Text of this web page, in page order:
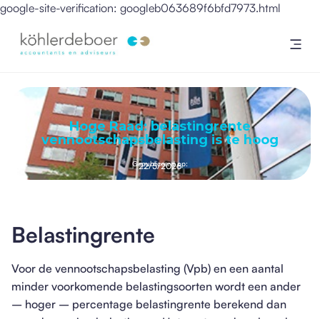
google-site-verification: googleb063689f6bfd7973.html
Hoge Raad: belastingrente
vennootschapsbelasting is te hoog
Gepubliceerd op:
22/5/2026
Belastingrente
Voor de vennootschapsbelasting (Vpb) en een aantal
minder voorkomende belastingsoorten wordt een ander
– hoger – percentage belastingrente berekend dan